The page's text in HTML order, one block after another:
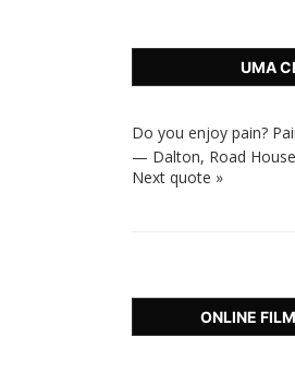
UMA
Do you enjoy pain?
— Dalton, Road
Next quote »
ONLINE